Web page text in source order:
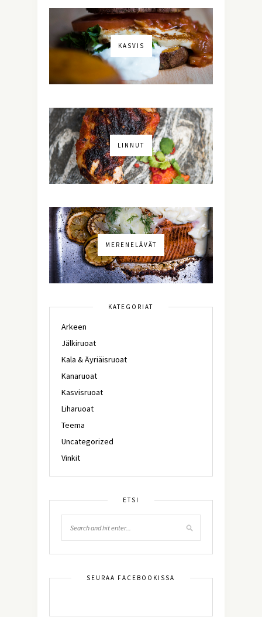
KASVIS
LINNUT
MERENELÄVÄT
KATEGORIAT
Arkeen
Jälkiruoat
Kala & Äyriäisruoat
Kanaruoat
Kasvisruoat
Liharuoat
Teema
Uncategorized
Vinkit
ETSI
SEURAA FACEBOOKISSA